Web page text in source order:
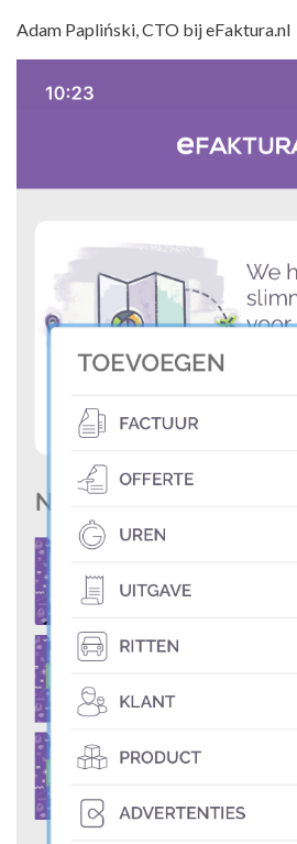
Adam Papliński, CTO bij eFaktura.nl